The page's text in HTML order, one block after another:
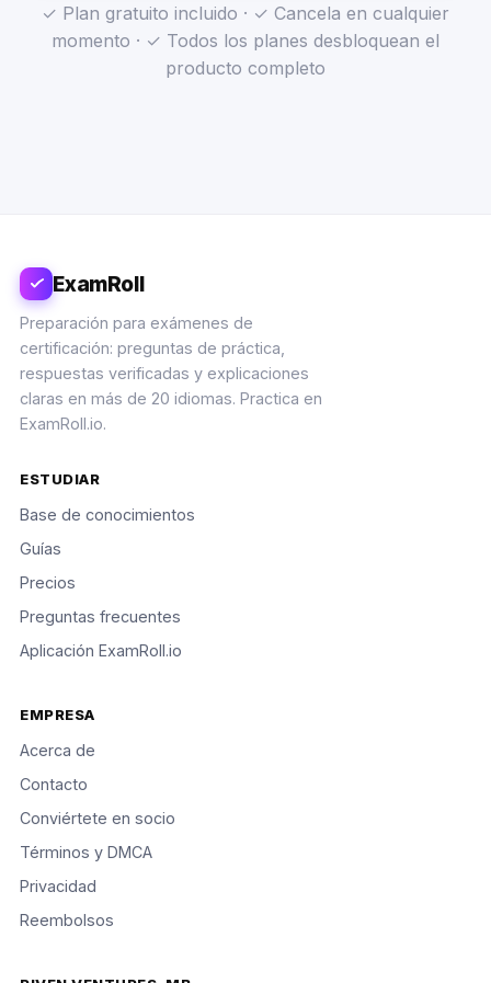
✓ Plan gratuito incluido · ✓ Cancela en cualquier
momento · ✓ Todos los planes desbloquean el
producto completo
ExamRoll
Preparación para exámenes de
certificación: preguntas de práctica,
respuestas verificadas y explicaciones
claras en más de 20 idiomas. Practica en
ExamRoll.io.
ESTUDIAR
Base de conocimientos
Guías
Precios
Preguntas frecuentes
Aplicación ExamRoll.io
EMPRESA
Acerca de
Contacto
Conviértete en socio
Términos y DMCA
Privacidad
Reembolsos